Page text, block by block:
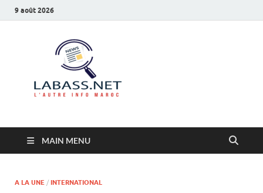
9 août 2026
MAIN MENU
A LA UNE / INTERNATIONAL